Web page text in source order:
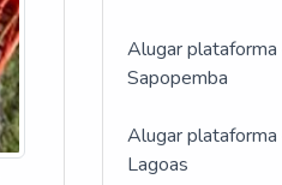
Alugar
Sapopemba
Alugar
Lagoas